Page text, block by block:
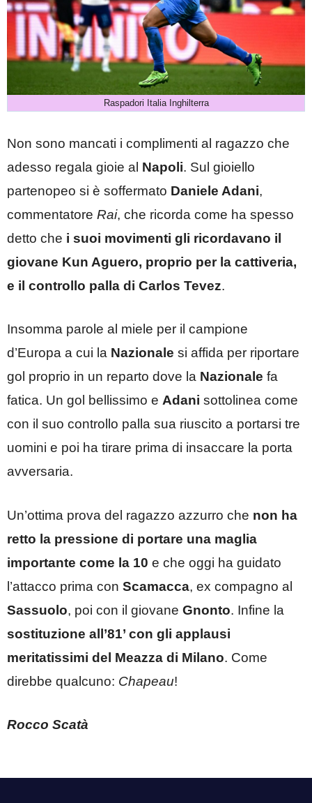
Raspadori Italia Inghilterra
Non sono mancati i complimenti al ragazzo che
adesso regala gioie al Napoli. Sul gioiello
partenopeo si è soffermato Daniele Adani,
commentatore Rai, che ricorda come ha spesso
detto che i suoi movimenti gli ricordavano il
giovane Kun Aguero, proprio per la cattiveria,
e il controllo palla di Carlos Tevez.
Insomma parole al miele per il campione
d’Europa a cui la Nazionale si affida per riportare
gol proprio in un reparto dove la Nazionale fa
fatica. Un gol bellissimo e Adani sottolinea come
con il suo controllo palla sua riuscito a portarsi tre
uomini e poi ha tirare prima di insaccare la porta
avversaria.
Un’ottima prova del ragazzo azzurro che non ha
retto la pressione di portare una maglia
importante come la 10 e che oggi ha guidato
l’attacco prima con Scamacca, ex compagno al
Sassuolo, poi con il giovane Gnonto. Infine la
sostituzione all’81’ con gli applausi
meritatissimi del Meazza di Milano. Come
direbbe qualcuno: Chapeau!
Rocco Scatà